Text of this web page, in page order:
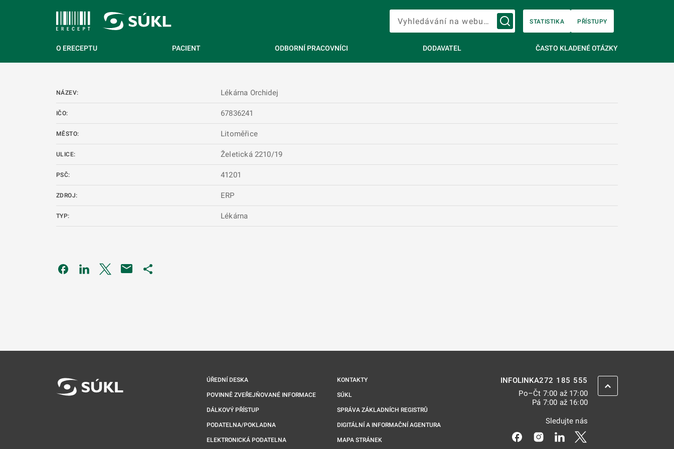
Vyhledávání na webu…
STATISTIKA PŘÍSTUPY
O ERECEPTU PACIENT ODBORNÍ PRACOVNÍCI DODAVATEL ČASTO KLADENÉ OTÁZKY
NÁZEV: Lékárna Orchidej
IČO: 67836241
MĚSTO: Litoměřice
ULICE: Želetická 2210/19
PSČ: 41201
ZDROJ: ERP
TYP: Lékárna
Odkaz se otevře na nové kartě
Odkaz se otevře na nové kartě
Odkaz se otevře na nové kartě
ÚŘEDNÍ DESKA
POVINNĚ ZVEŘEJŇOVANÉ INFORMACE
DÁLKOVÝ PŘÍSTUP
PODATELNA/POKLADNA
ELEKTRONICKÁ PODATELNA
KONTAKTY
SÚKL
SPRÁVA ZÁKLADNÍCH REGISTRŮ
DIGITÁLNÍ A INFORMAČNÍ AGENTURA
MAPA STRÁNEK
INFOLINKA272 185 555
Po–Čt 7:00 až 17:00
Pá 7:00 až 16:00
Sledujte nás
Odkaz se otevře na nové kartě
Odkaz se otevře na nové kartě
Odkaz se otevře na nové
ZPĚT NAHORU